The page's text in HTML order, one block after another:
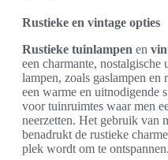
Rustieke en vintage opties
Rustieke tuinlampen en
een charmante,
lampen, zoals gaslampen en
een warme en uitnodigende
voor tuinruimtes waar men
neerzetten. Het gebruik van
benadrukt de rustieke
plek wordt om te ontspannen.